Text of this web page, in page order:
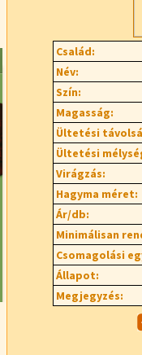
Család:
Név:
Szín:
Magasság:
Ültetési
Ültetési
Virágzás:
Hagyma méret:
Ár/db:
Minimálisan
Csomagolási
Állapot:
Megjegyzés: